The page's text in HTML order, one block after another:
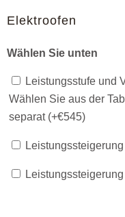
Elektroofen
Wählen Sie unten
Leistungsstufe und
Wählen Sie aus der
separat (+€545)